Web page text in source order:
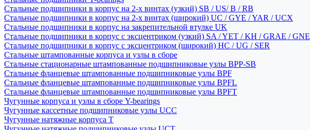
Стальные подшипники в корпус на 2-х винтах (узкий) SB / US/ B / RB
Стальные подшипники в корпус на 2-х винтах (широкий) UC / GYE / YAR / UCX
Стальные подшипники в корпус на закрепительной втулке UK
Стальные подшипники в корпус с эксцентриком (узкий) SA / YET / KH / GRAE / GNE
Стальные подшипники в корпус с эксцентриком (широкий) HC / UG / SER
Стальные штампованные корпуса и узлы в сборе
Стальные стационарные штампованные подшипниковые узлы BPP-SB
Стальные фланцевые штампованные подшипниковые узлы BPF
Стальные фланцевые штампованные подшипниковые узлы BPFL
Стальные фланцевые штампованные подшипниковые узлы BPFT
Чугунные корпуса и узлы в сборе Y-bearings
Чугунные кассетные подшипниковые узлы UCC
Чугунные натяжные корпуса T